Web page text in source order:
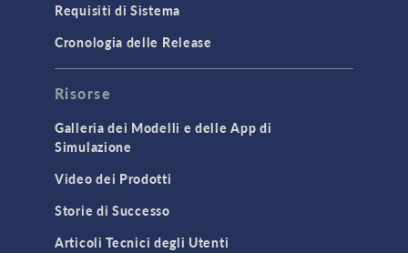
Requisiti di Sistema
Cronologia delle Release
Risorse
Galleria dei Modelli e delle App di
Simulazione
Video dei Prodotti
Storie di Successo
Articoli Tecnici degli Utenti